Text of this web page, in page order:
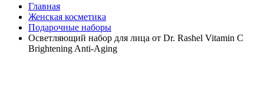
Главная
Женская косметика
Подарочные наборы
Осветляющий набор для лица от Dr. Rashel Vitamin C
Brightening Anti-Aging